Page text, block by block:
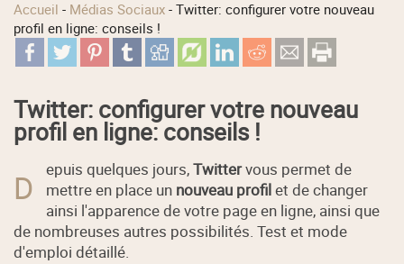
Accueil - Médias Sociaux -Twitter: configurer votre nouveau
profil en ligne: conseils !
Twitter: configurer votre nouveau
profil en ligne: conseils !
D epuis quelques jours,Twittervous permet de
mettre en place un nouveau profilet de changer
ainsi l'apparence de votre page en ligne, ainsi que
de nombreuses autres possibilités. Test et mode
d'emploi détaillé.